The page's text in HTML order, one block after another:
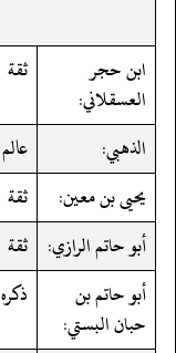
ابن حجر
العسقلاني:
ثقة
الذهبي:
يحيى بن معين:
ثقة
أبو حاتم الرازي: ثقة
أبو حاتم بن
حبان البستي: